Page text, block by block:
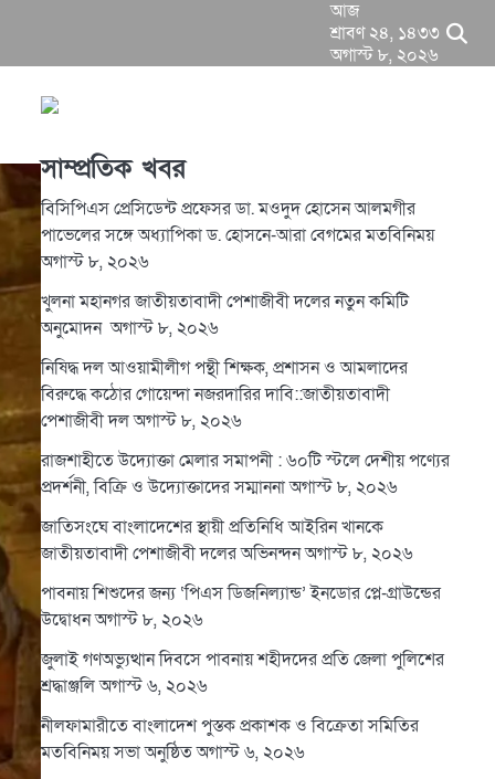
আজ
শ্রাবণ ২৪, ১৪৩৩
অগাস্ট ৮, ২০২৬
সাম্প্রতিক খবর
বিসিপিএস প্রেসিডেন্ট প্রফেসর ডা. মওদুদ হোসেন আলমগীর
পাভেলের সঙ্গে অধ্যাপিকা ড. হোসনে-আরা বেগমের মতবিনিময়
অগাস্ট ৮, ২০২৬
খুলনা মহানগর জাতীয়তাবাদী পেশাজীবী দলের নতুন কমিটি
অনুমোদন অগাস্ট ৮, ২০২৬
নিষিদ্ধ দল আওয়ামীলীগ পন্থী শিক্ষক, প্রশাসন ও আমলাদের
বিরুদ্ধে কঠোর গোয়েন্দা নজরদারির দাবি::জাতীয়তাবাদী
পেশাজীবী দলঅগাস্ট ৮, ২০২৬
রাজশাহীতে উদ্যোক্তা মেলার সমাপনী : ৬০টি স্টলে দেশীয় পণ্যের
প্রদর্শনী, বিক্রি ও উদ্যোক্তাদের সম্মাননাঅগাস্ট ৮, ২০২৬
জাতিসংঘে বাংলাদেশের স্থায়ী প্রতিনিধি আইরিন খানকে
জাতীয়তাবাদী পেশাজীবী দলের অভিনন্দনঅগাস্ট ৮, ২০২৬
পাবনায় শিশুদের জন্য ‘পিএস ডিজনিল্যান্ড’ ইনডোর প্লে-গ্রাউন্ডের
উদ্বোধনঅগাস্ট ৮, ২০২৬
জুলাই গণঅভ্যুত্থান দিবসে পাবনায় শহীদদের প্রতি জেলা পুলিশের
শ্রদ্ধাঞ্জলিঅগাস্ট ৬, ২০২৬
নীলফামারীতে বাংলাদেশ পুস্তক প্রকাশক ও বিক্রেতা সমিতির
মতবিনিময় সভা অনুষ্ঠিতঅগাস্ট ৬, ২০২৬